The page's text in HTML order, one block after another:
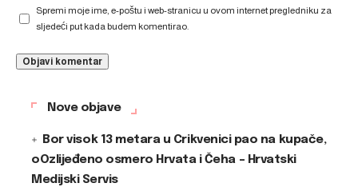
Spremi moje ime, e-poštu i web-stranicu u ovom internet pregledniku za
sljedeći put kada budem komentirao.
Nove objave
Bor visok 13 metara u Crikvenici pao na kupače,
oOzlijeđeno osmero Hrvata i Čeha – Hrvatski
Medijski Servis